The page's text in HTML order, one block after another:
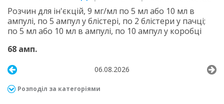
Розчин для ін'єкцій, 9 мг/мл по 5 мл або 10 мл в
ампулі, по 5 ампул у блістері, по 2 блістери у пачці;
по 5 мл або 10 мл в ампулі, по 10 ампул у коробці
68 амп.
06.08.2026
Розподіл за категоріями